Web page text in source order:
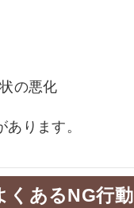
の悪化
ります。
くあるNG行動